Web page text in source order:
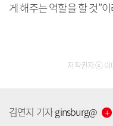
게 해주는 역할을 할 것”
저작권자 ⓒ 이
김연지 기자ginsburg@